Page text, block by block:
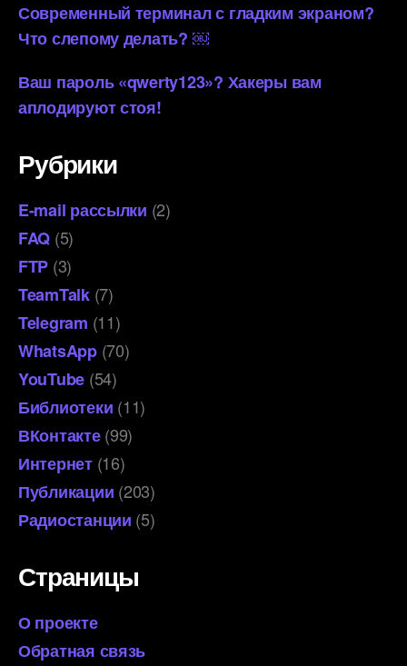
Современный терминал с гладким экраном?
Что слепому делать? ￼
Ваш пароль «qwerty123»? Хакеры вам
аплодируют стоя!
Рубрики
E-mail рассылки (2)
FAQ (5)
FTP (3)
TeamTalk(7)
Telegram (11)
WhatsApp(70)
YouTube (54)
Библиотеки (11)
ВКонтакте(99)
Интернет(16)
Публикации (203)
Радиостанции (5)
Страницы
О проекте
Обратная связь